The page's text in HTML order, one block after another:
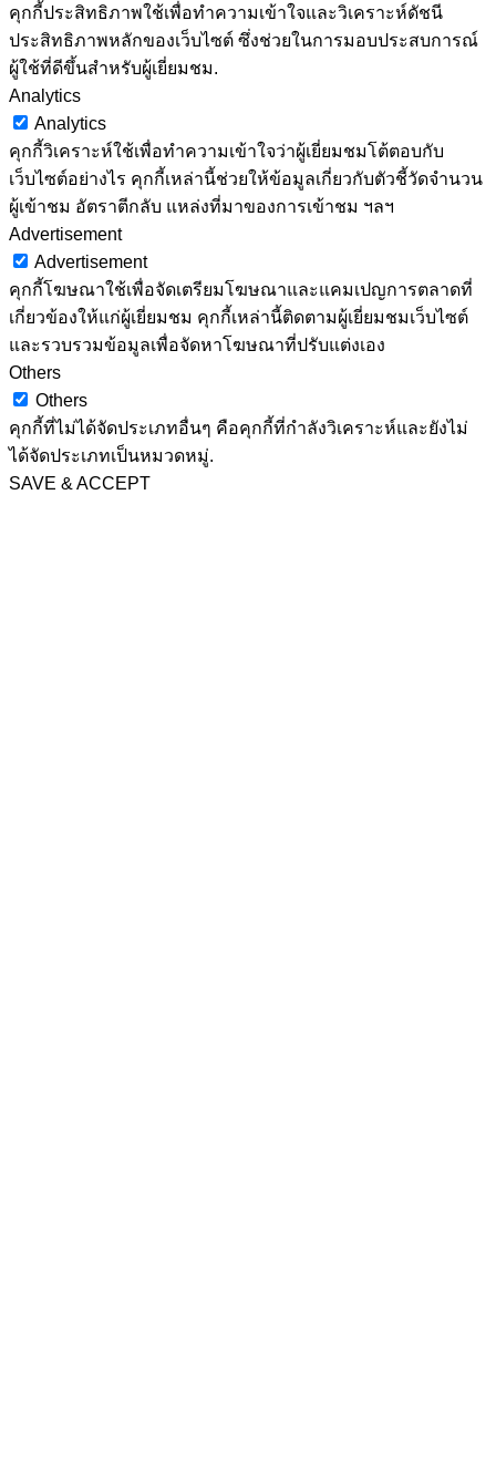
คุกกี้ประสิทธิภาพใช้เพื่อทำความเข้าใจและวิเคราะห์ดัชนี
ประสิทธิภาพหลักของเว็บไซต์ ซึ่งช่วยในการมอบประสบการณ์
ผู้ใช้ที่ดีขึ้นสำหรับผู้เยี่ยมชม.
Analytics
Analytics
คุกกี้วิเคราะห์ใช้เพื่อทำความเข้าใจว่าผู้เยี่ยมชมโต้ตอบกับ
เว็บไซต์อย่างไร คุกกี้เหล่านี้ช่วยให้ข้อมูลเกี่ยวกับตัวชี้วัดจำนวน
ผู้เข้าชม อัตราตีกลับ แหล่งที่มาของการเข้าชม ฯลฯ
Advertisement
Advertisement
คุกกี้โฆษณาใช้เพื่อจัดเตรียมโฆษณาและแคมเปญการตลาดที่
เกี่ยวข้องให้แก่ผู้เยี่ยมชม คุกกี้เหล่านี้ติดตามผู้เยี่ยมชมเว็บไซต์
และรวบรวมข้อมูลเพื่อจัดหาโฆษณาที่ปรับแต่งเอง
Others
Others
คุกกี้ที่ไม่ได้จัดประเภทอื่นๆ คือคุกกี้ที่กำลังวิเคราะห์และยังไม่
ได้จัดประเภทเป็นหมวดหมู่.
SAVE & ACCEPT